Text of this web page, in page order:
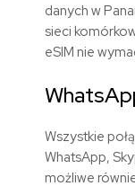
danych w
sieci
eSIM nie
Wszystkie
WhatsApp,
możliwe